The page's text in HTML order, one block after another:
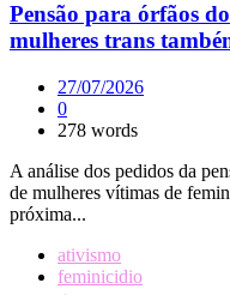
Pensão para órfãos
mulheres trans
27/07/2026
0
278 words
A análise dos pedidos da
de mulheres vítimas de
próxima...
ativismo
feminicidio